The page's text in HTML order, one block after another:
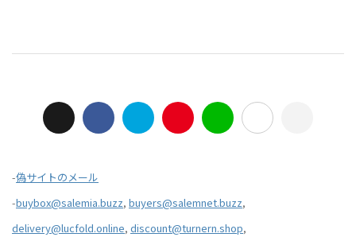
-偽サイトのメール
-buybox@salemia.buzz, buyers@salemnet.buzz,
delivery@lucfold.online, discount@turnern.shop,